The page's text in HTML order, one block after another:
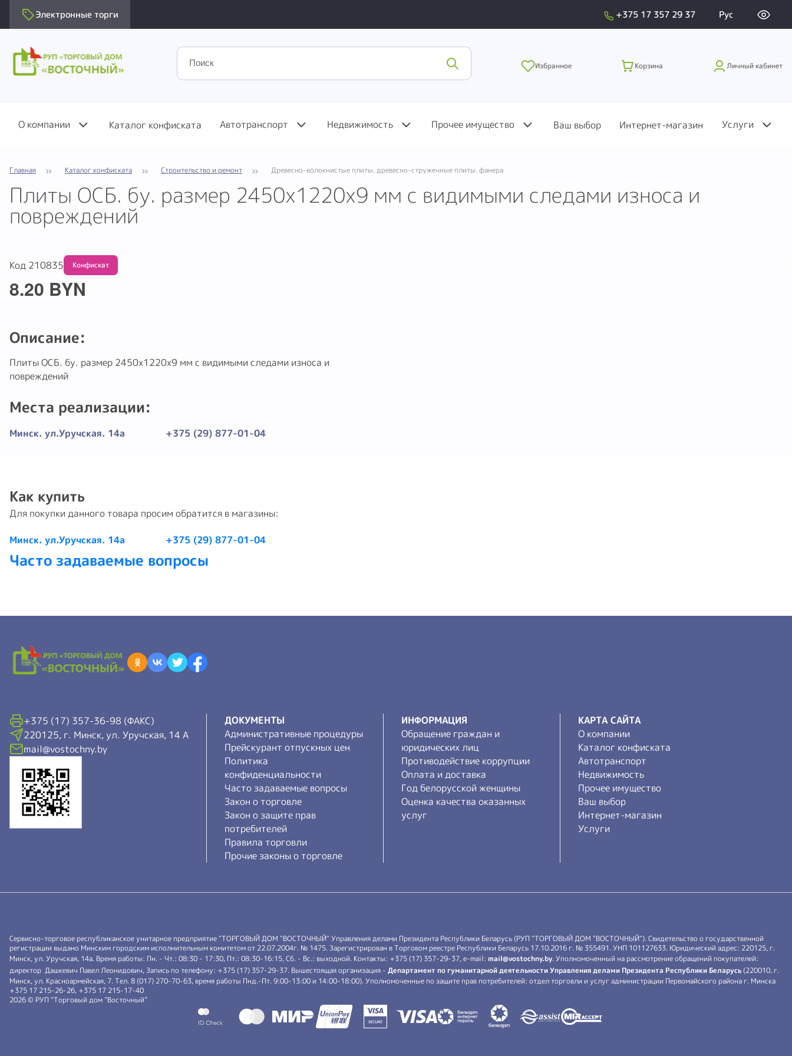
Электронные торги +375 17 357 29 37 Рус
Избранное Корзина Личный кабинет
О компании Каталог конфиската Автотранспорт Недвижимость Прочее имущество Ваш выбор Интернет-магазин Услуги
Главная Каталог конфиската Строительство и ремонт Древесно-волокнистые плиты. древесно-стружечные плиты. фанера
Плиты ОСБ. бу. размер 2450х1220х9 мм с видимыми следами износа и
повреждений
Код 210835 Конфискат
8.20 BYN
Описание:
Плиты ОСБ. бу. размер 2450х1220х9 мм с видимыми следами износа и
повреждений
Места реализации:
Минск. ул.Уручская. 14а +375 (29) 877-01-04
Как купить
Для покупки данного товара просим обратится в магазины:
Минск. ул.Уручская. 14а +375 (29) 877-01-04
Часто задаваемые вопросы
+375 (17) 357-36-98 (ФАКС)
220125, г. Минск, ул. Уручская, 14 А
mail@vostochny.by
ДОКУМЕНТЫ
Административные процедуры
Прейскурант отпускных цен
Политика
конфиденциальности
Часто задаваемые вопросы
Закон о торговле
Закон о защите прав
потребителей
Правила торговли
Прочие законы о торговле
ИНФОРМАЦИЯ
Обращение граждан и
юридических лиц
Противодействие коррупции
Оплата и доставка
Год белорусской женщины
Оценка качества оказанных
услуг
КАРТА САЙТА
О компании
Каталог конфиската
Автотранспорт
Недвижимость
Прочее имущество
Ваш выбор
Интернет-магазин
Услуги
Сервисно-торговое республиканское унитарное предприятие "ТОРГОВЫЙ ДОМ "ВОСТОЧНЫЙ" Управления делами Президента Республики Беларусь (РУП "ТОРГОВЫЙ ДОМ "ВОСТОЧНЫЙ"). Свидетельство о государственной
регистрации выдано Минским городским исполнительным комитетом от 22.07.2004г. № 1475. Зарегистрирован в Торговом реестре Республики Беларусь 17.10.2016 г. № 355491. УНП 101127633. Юридический адрес: 220125, г.
Минск, ул. Уручская, 14а. Время работы: Пн. - Чт.: 08:30 - 17:30, Пт.: 08:30-16:15, Сб. - Вс.: выходной. Контакты: +375 (17) 357-29-37, e-mail: mail@vostochny.by. Уполномоченный на рассмотрение обращений покупателей:
директор Дашкевич Павел Леонидович, Запись по телефону: +375 (17) 357-29-37. Вышестоящая организация - Департамент по гуманитарной деятельности Управления делами Президента Республики Беларусь (220010, г.
Минск, ул. Красноармейская, 7. Тел. 8 (017) 270-70-63, время работы Пнд.-Пт. 9:00-13:00 и 14:00-18:00). Уполномоченные по защите прав потребителей: отдел торговли и услуг администрации Первомайского района г. Минска
+375 17 215-26-26, +375 17 215-17-40
2026 © РУП “Торговый дом ”Восточный”